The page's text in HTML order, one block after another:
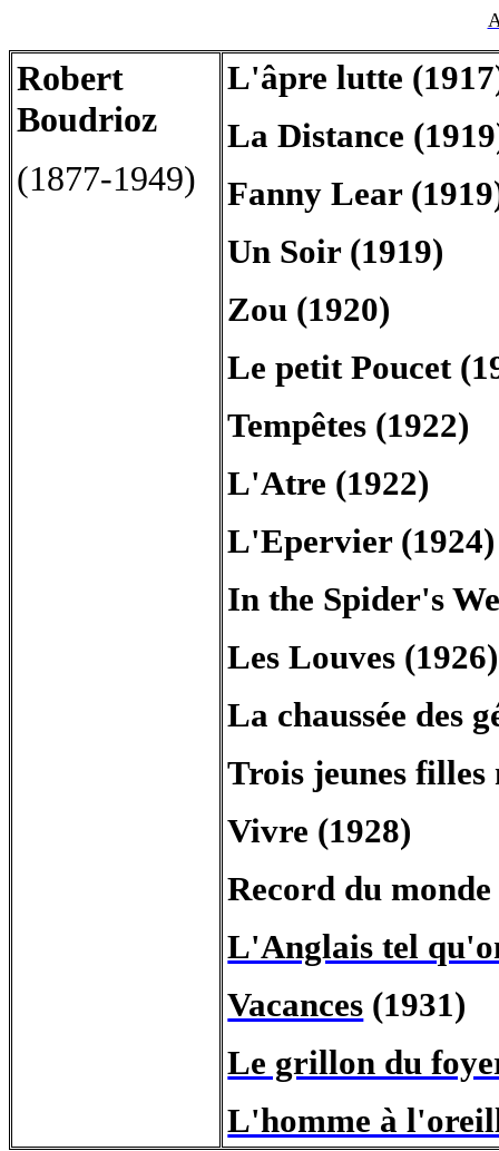
Robert
Boudrioz
(1877-1949)
L'âpre lutte
La Distance
Fanny Lear
Un Soir (1919)
Zou (1920)
Le petit Poucet
Tempêtes (1922)
L'Atre (1922)
L'Epervier (1924)
In the Spider's
Les Louves (1926)
La chaussée des
Trois jeunes filles
Vivre (1928)
Record du monde
L'Anglais tel
Vacances (1931)
Le grillon du
L'homme à